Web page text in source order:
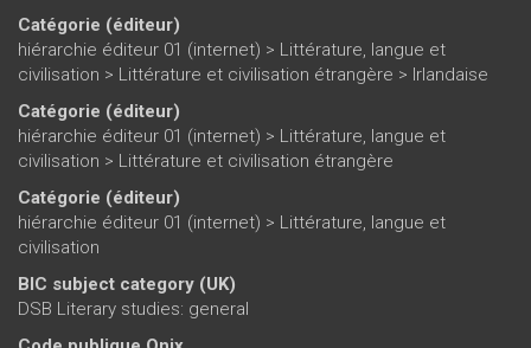
Catégorie (éditeur)
hiérarchie éditeur 01 (internet) > Littérature, langue et
civilisation > Littérature et civilisation étrangère > Irlandaise
Catégorie (éditeur)
hiérarchie éditeur 01 (internet) > Littérature, langue et
civilisation > Littérature et civilisation étrangère
Catégorie (éditeur)
hiérarchie éditeur 01 (internet) > Littérature, langue et
civilisation
BIC subject category (UK)
DSB Literary studies: general